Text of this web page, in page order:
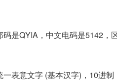
是QYIA，中文电码是5142，
表意文字 (基本汉字)，10进制